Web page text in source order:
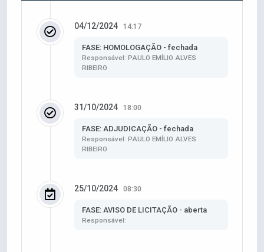
04/12/2024 14:17
FASE: HOMOLOGAÇÃO - fechada
Responsável: PAULO EMÍLIO ALVES
RIBEIRO
31/10/2024 18:00
FASE: ADJUDICAÇÃO - fechada
Responsável: PAULO EMÍLIO ALVES
RIBEIRO
25/10/2024 08:30
FASE: AVISO DE LICITAÇÃO - aberta
Responsável: